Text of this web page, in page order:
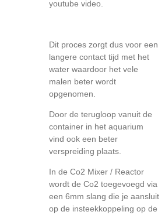
youtube video.
Dit proces zorgt dus voor een
langere contact tijd met het
water waardoor het vele
malen beter wordt
opgenomen.
Door de terugloop vanuit de
container in het aquarium
vind ook een beter
verspreiding plaats.
In de Co2 Mixer / Reactor
wordt de Co2 toegevoegd via
een 6mm slang die je aansluit
op de insteekkoppeling op de